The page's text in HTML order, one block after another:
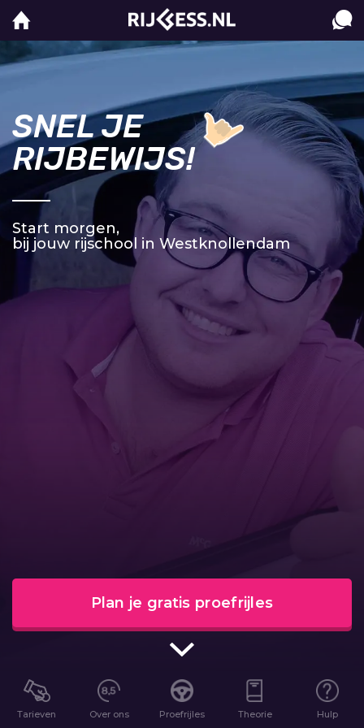
SNEL JE
RIJBEWIJS!
Start morgen,
bij jouw rijschool in Westknollendam
Plan je gratis proefrijles
Tarieven Over ons Proefrijles Theorie Hulp